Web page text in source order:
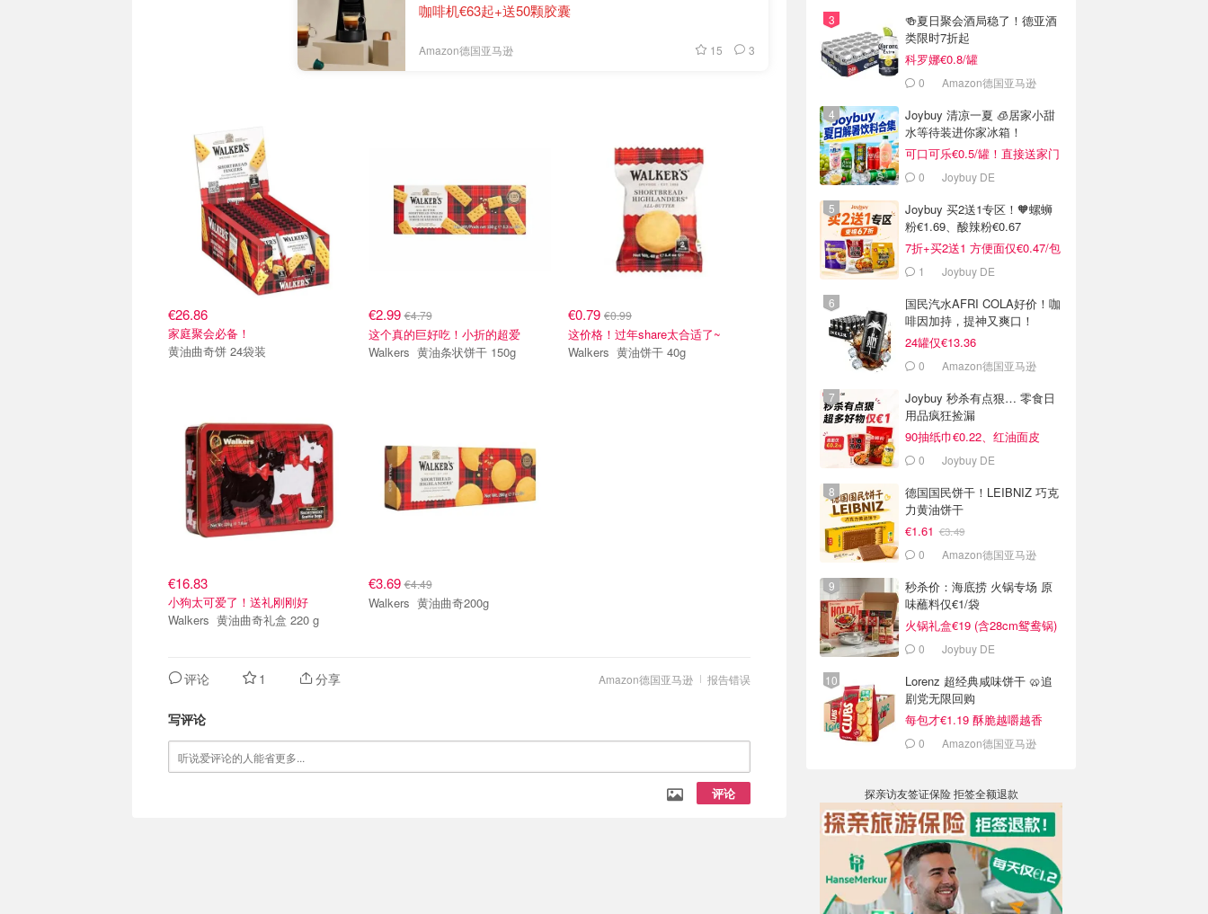
咖啡机€63起+送50颗胶囊
Amazon德国亚马逊 15 3
€26.86
家庭聚会必备！
黄油曲奇饼 24袋装
€2.99€4.79
这个真的巨好吃！小折的超爱
Walkers 黄油条状饼干 150g
€0.79 €0.99
这价格！过年share太合适了~
Walkers 黄油饼干 40g
€16.83
小狗太可爱了！送礼刚刚好
Walkers 黄油曲奇礼盒 220 g
€3.69€4.49
Walkers 黄油曲奇200g
报告错误
Amazon德国亚马逊
评论 1 分享
写评论
评论
🍻夏日聚会酒局稳了！德亚酒
类限时7折起
科罗娜€0.8/罐
0 Amazon德国亚马逊
Joybuy 清凉一夏 🧊居家小甜
水等待装进你家冰箱！
可口可乐€0.5/罐！直接送家门
口 0 Joybuy DE
Joybuy 买2送1专区！🧡螺蛳
粉€1.69、酸辣粉€0.67
7折+买2送1 方便面仅€0.47/包
1 Joybuy DE
国民汽水AFRI COLA好价！咖
啡因加持，提神又爽口！
24罐仅€13.36
0 Amazon德国亚马逊
Joybuy 秒杀有点狠… 零食日
用品疯狂捡漏
90抽纸巾€0.22、红油面皮
€0.99
0 Joybuy DE
德国国民饼干！LEIBNIZ 巧克
力黄油饼干
€1.61 €3.49
0 Amazon德国亚马逊
秒杀价：海底捞 火锅专场 原
味蘸料仅€1/袋
火锅礼盒€19 (含28cm鸳鸯锅)
0 Joybuy DE
Lorenz 超经典咸味饼干 🥨追
剧党无限回购
每包才€1.19 酥脆越嚼越香
0 Amazon德国亚马逊
探亲访友签证保险 拒签全额退款